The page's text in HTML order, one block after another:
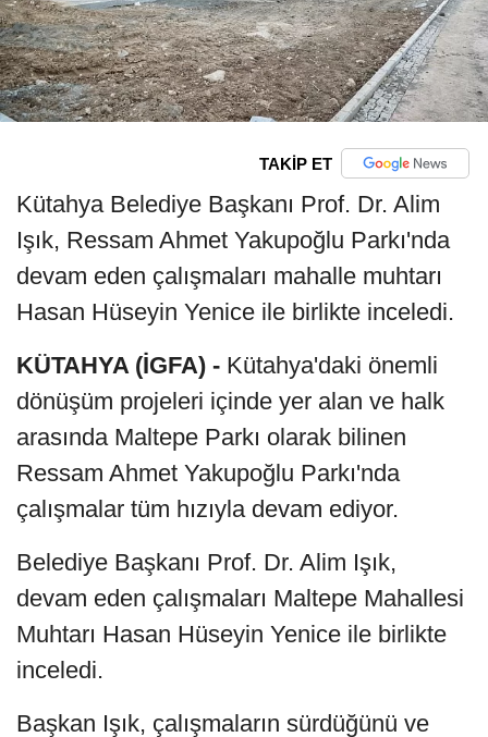
TAKİP ET
Kütahya Belediye Başkanı Prof. Dr. Alim
Işık, Ressam Ahmet Yakupoğlu Parkı'nda
devam eden çalışmaları mahalle muhtarı
Hasan Hüseyin Yenice ile birlikte inceledi.
KÜTAHYA (İGFA) - Kütahya'daki önemli
dönüşüm projeleri içinde yer alan ve halk
arasında Maltepe Parkı olarak bilinen
Ressam Ahmet Yakupoğlu Parkı'nda
çalışmalar tüm hızıyla devam ediyor.
Belediye Başkanı Prof. Dr. Alim Işık,
devam eden çalışmaları Maltepe Mahallesi
Muhtarı Hasan Hüseyin Yenice ile birlikte
inceledi.
Başkan Işık, çalışmaların sürdüğünü ve